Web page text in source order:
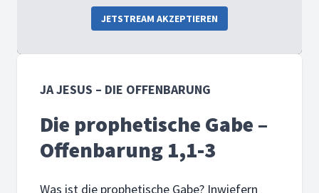
JETSTREAM AKZEPTIEREN
JA JESUS – DIE OFFENBARUNG
Die prophetische Gabe –
Offenbarung 1,1-3
Was ist die prophetische Gabe? Inwiefern